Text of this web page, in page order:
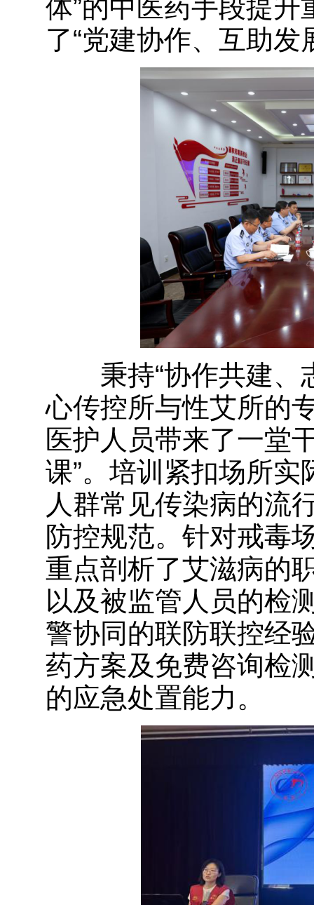
体”的中医药手段提
了“党建协作、互助发
秉持“协作共建、
心传控所与性艾所的
医护人员带来了一堂
课”。培训紧扣场所
人群常见传染病的流
防控规范。针对戒毒
重点剖析了艾滋病的
以及被监管人员的检
警协同的联防联控经
药方案及免费咨询检
的应急处置能力。